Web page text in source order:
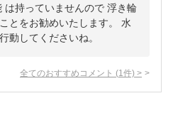
は持っていませんので 浮き輪
とをお勧めいたします。 水
動してくださいね。
全てのおすすめコメント (1 件) >